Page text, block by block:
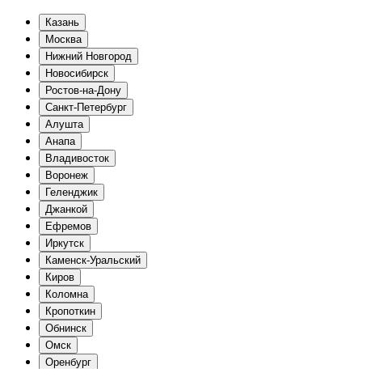
Казань
Москва
Нижний Новгород
Новосибирск
Ростов-на-Дону
Санкт-Петербург
Алушта
Анапа
Владивосток
Воронеж
Геленджик
Джанкой
Ефремов
Иркутск
Каменск-Уральский
Киров
Коломна
Кропоткин
Обнинск
Омск
Оренбург